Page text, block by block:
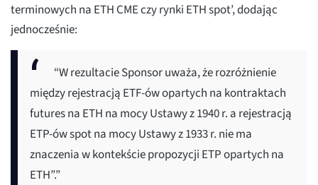
terminowych na ETH CME czy rynki ETH spot’, dodając
jednocześnie:
“W rezultacie Sponsor uważa, że rozróżnienie
między rejestracją ETF-ów opartych na kontraktach
futures na ETH na mocy Ustawy z 1940 r. a rejestracją
ETP-ów spot na mocy Ustawy z 1933 r. nie ma
znaczenia w kontekście propozycji ETP opartych na
ETH”.”